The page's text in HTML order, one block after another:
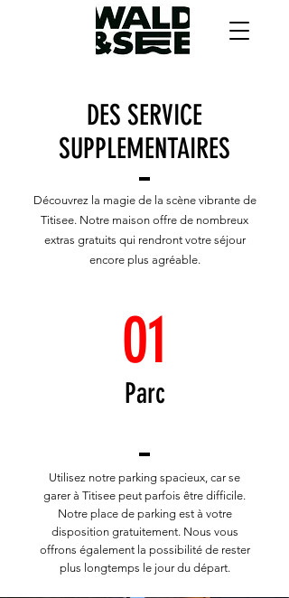
DES SERVICE
SUPPLEMENTAIRES
Découvrez la magie de la scène vibrante de
Titisee. Notre maison offre de nombreux
extras gratuits qui rendront votre séjour
encore plus agréable.
Parc
01
Utilisez notre parking spacieux, car se
garer à Titisee peut parfois être difficile.
Notre place de parking est à votre
disposition gratuitement. Nous vous
offrons également la possibilité de rester
plus longtemps le jour du départ.